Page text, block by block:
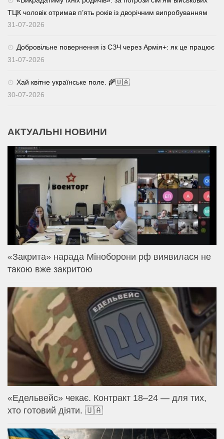
ТЦК чоловік отримав п’ять років із дворічним випробуванням
31-07-2026
Добровільне повернення із СЗЧ через Армія+: як це працює
31-07-2026
Хай квітне українське поле. 🌾🇺🇦
30-07-2026
АКТУАЛЬНІ НОВИНИ
«Закрита» нарада Міноборони рф виявилася не
такою вже закритою
«Едельвейс» чекає. Контракт 18–24 — для тих,
хто готовий діяти. 🇺🇦